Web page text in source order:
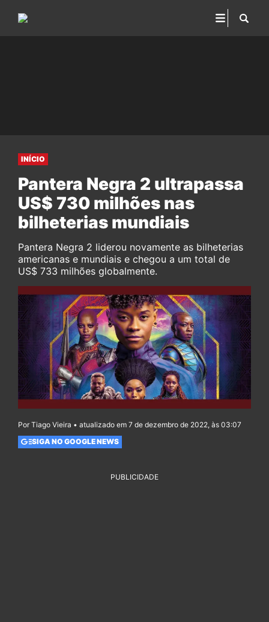
INÍCIO
Pantera Negra 2 ultrapassa
US$ 730 milhões nas
bilheterias mundiais
Pantera Negra 2 liderou novamente as bilheterias
americanas e mundiais e chegou a um total de
US$ 733 milhões globalmente.
Por Tiago Vieira • atualizado em 7 de dezembro de 2022, às 03:07
SIGA NO GOOGLE NEWS
PUBLICIDADE